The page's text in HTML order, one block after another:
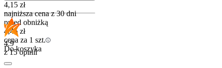
4,15 zł
najniższa cena z 30 dni
przed obniżką
4,45 zł
cena za 1 szt.
Do koszyka
4.9
z 15 opinii